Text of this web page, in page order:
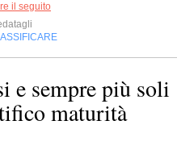
il seguito
e sempre più soli
maturità